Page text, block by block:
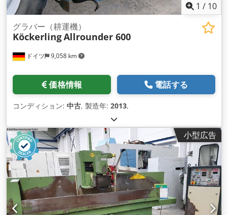
1 / 10
ドイツ 9,058 km
グラバー（耕運機）
KöckerlingAllrounder 600
価格情報 電話する
コンディション: 中古, 製造年: 2013,
小型広告